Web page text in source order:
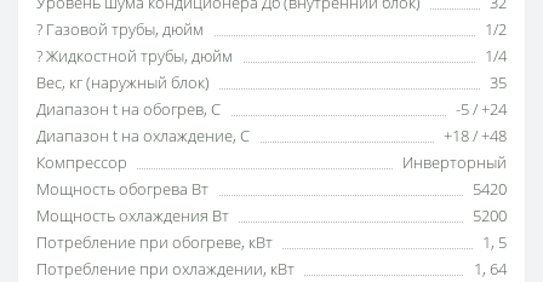
? Газовой трубы, дюйм
1/2
? Жидкостной трубы, дюйм
1/4
Вес, кг (наружный блок)
35
Диапазон t на обогрев, С
-5 / +24
Диапазон t на охлаждение, С
+18 / +48
Компрессор
Инверторный
Мощность обогрева Вт
5420
Мощность охлаждения Вт
5200
Потребление при обогреве, кВт
1, 5
Потребление при охлаждении, кВт
1, 64